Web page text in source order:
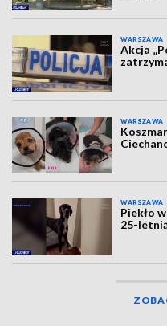
WARSZAWA
Akcja
WARSZAWA
WARSZAWA
Piekło
25-